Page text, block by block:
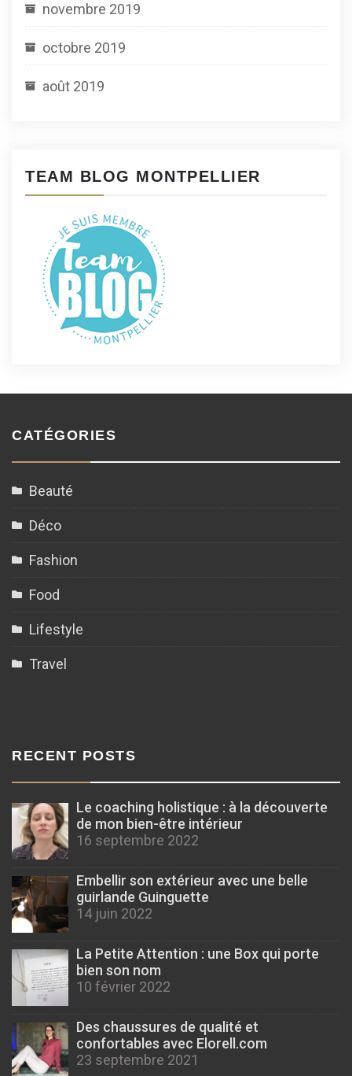
novembre 2019
octobre 2019
août 2019
TEAM BLOG MONTPELLIER
CATÉGORIES
Beauté
Déco
Fashion
Food
Lifestyle
Travel
RECENT POSTS
Le coaching holistique : à la découverte
de mon bien-être intérieur
16 septembre 2022
Embellir son extérieur avec une belle
guirlande Guinguette
14 juin 2022
La Petite Attention : une Box qui porte
bien son nom
10 février 2022
Des chaussures de qualité et
confortables avec Elorell.com
23 septembre 2021